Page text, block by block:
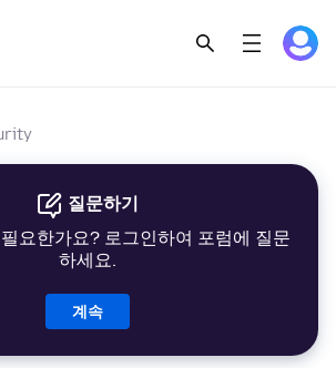
질문하기
요한가요? 로그인하여 포럼에 질문
하세요.
계속